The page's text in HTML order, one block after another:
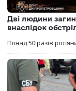
Дві людини
внаслідок
Понад 50 разів